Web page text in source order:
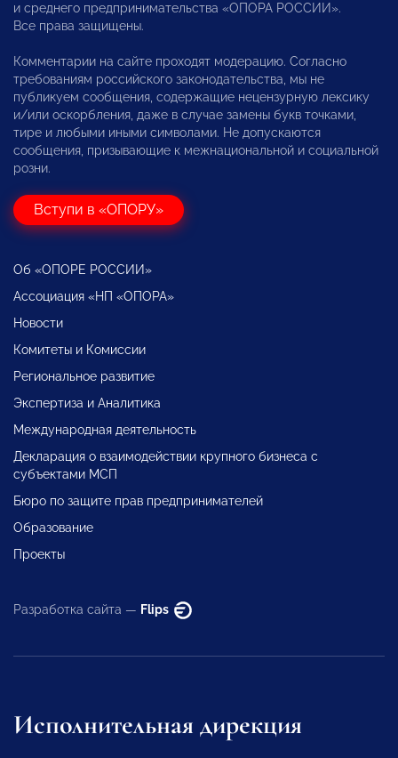
и среднего предпринимательства «ОПОРА РОССИИ».
Все права защищены.
Комментарии на сайте проходят модерацию. Согласно
требованиям российского законодательства, мы не
публикуем сообщения, содержащие нецензурную лексику
и/или оскорбления, даже в случае замены букв точками,
тире и любыми иными символами. Не допускаются
сообщения, призывающие к межнациональной и социальной
розни.
Вступи в «ОПОРУ»
Об «ОПОРЕ РОССИИ»
Ассоциация «НП «ОПОРА»
Новости
Комитеты и Комиссии
Региональное развитие
Экспертиза и Аналитика
Международная деятельность
Декларация о взаимодействии крупного бизнеса с
субъектами МСП
Бюро по защите прав предпринимателей
Образование
Проекты
Разработка сайта — Flips
Исполнительная дирекция